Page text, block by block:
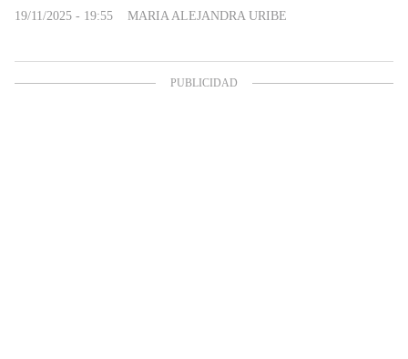
19/11/2025 - 19:55 MARIA ALEJANDRA URIBE